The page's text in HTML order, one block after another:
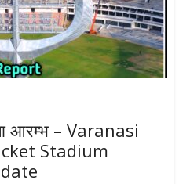
आरम्भ – Varanasi
Stadium